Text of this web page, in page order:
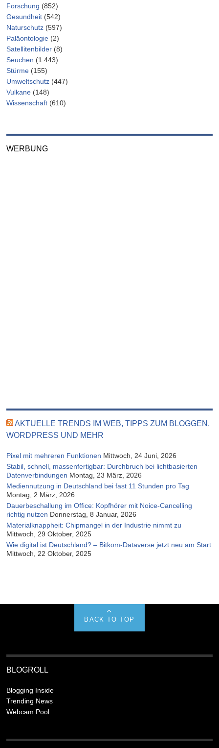
Forschung (852)
Gesundheit (542)
Naturschutz (597)
Paläontologie (2)
Satellitenbilder (8)
Seuchen (1.443)
Stürme (155)
Umweltschutz (447)
Vulkane (148)
Wissenschaft (610)
WERBUNG
AKTUELLE TRENDS IM WEB, TIPPS ZUM BLOGGEN,
WORDPRESS UND MEHR
Pixel mit mehreren Funktionen Mittwoch, 24 Juni, 2026
Stabil, schnell, massenfertigbar: Durchbruch bei lichtbasierten
Datenverbindungen Montag, 23 März, 2026
Mediennutzung in Deutschland bei fast 11 Stunden pro Tag
Montag, 2 März, 2026
Dauerbeschallung im Office: Kopfhörer mit Noice-Cancelling
richtig nutzen Donnerstag, 8 Januar, 2026
Materialknappheit: Chipmangel in der Industrie nimmt zu
Mittwoch, 29 Oktober, 2025
Wie digital ist Deutschland? – Bitkom-Dataverse jetzt neu am Start
Mittwoch, 22 Oktober, 2025
BACK TO TOP
BLOGROLL
Blogging Inside
Trending News
Webcam Pool